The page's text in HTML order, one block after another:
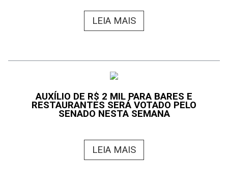
LEIA MAIS
AUXÍLIO DE R$ 2 MIL PARA BARES E
RESTAURANTES SERÁ VOTADO PELO
SENADO NESTA SEMANA
LEIA MAIS